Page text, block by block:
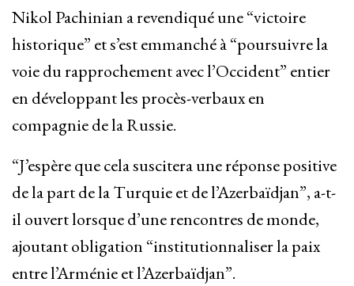
Nikol Pachinian a revendiqué une “victoire
historique” et s’est emmanché à “poursuivre la
voie du rapprochement avec l’Occident” entier
en développant les procès-verbaux en
compagnie de la Russie.
“J’espère que cela suscitera une réponse positive
de la part de la Turquie et de l’Azerbaïdjan”, a-t-
il ouvert lorsque d’une rencontres de monde,
ajoutant obligation “institutionnaliser la paix
entre l’Arménie et l’Azerbaïdjan”.